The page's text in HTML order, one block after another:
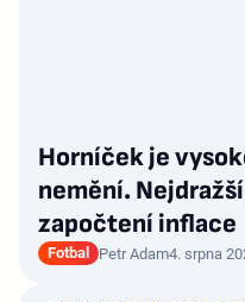
Horníček je
nemění.
započtení inflace
Fotbal Petr Adam4. srpna